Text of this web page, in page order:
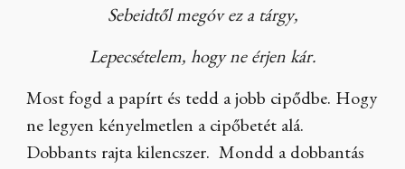
Sebeidtől megóv ez a tárgy,
Lepecsételem, hogy ne érjen kár.
Most fogd a papírt és tedd a jobb cipődbe. Hogy
ne legyen kényelmetlen a cipőbetét alá.
Dobbants rajta kilencszer. Mondd a dobbantás